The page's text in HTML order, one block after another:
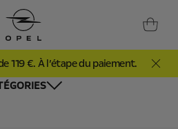
- 20%. Du 1er Juin au 31 Aout